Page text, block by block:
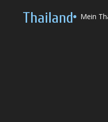
Thailand Mein